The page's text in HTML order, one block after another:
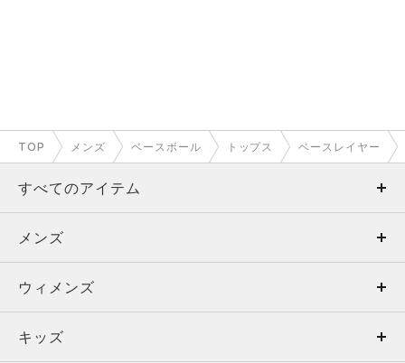
TOP メンズ ベースボール トップス ベースレイヤー
すべてのアイテム
メンズ
ウィメンズ
キッズ
メンズ
トップス
ボトムス
ウィメンズ
トップス
キッズ